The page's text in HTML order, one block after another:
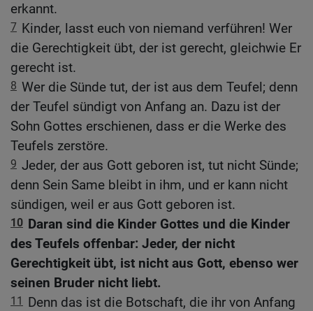
erkannt.
7 Kinder, lasst euch von niemand verführen! Wer
die Gerechtigkeit übt, der ist gerecht, gleichwie Er
gerecht ist.
8 Wer die Sünde tut, der ist aus dem Teufel; denn
der Teufel sündigt von Anfang an. Dazu ist der
Sohn Gottes erschienen, dass er die Werke des
Teufels zerstöre.
9 Jeder, der aus Gott geboren ist, tut nicht Sünde;
denn Sein Same bleibt in ihm, und er kann nicht
sündigen, weil er aus Gott geboren ist.
10 Daran sind die Kinder Gottes und die Kinder
des Teufels offenbar: Jeder, der nicht
Gerechtigkeit übt, ist nicht aus Gott, ebenso wer
seinen Bruder nicht liebt.
11 Denn das ist die Botschaft, die ihr von Anfang